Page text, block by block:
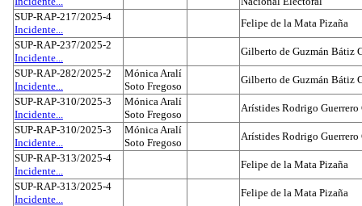
SUP-RAP-217/2025-4
Incidente...
Felipe de la Mata Pizaña
SUP-RAP-237/2025-2
Incidente...
Gilberto de Guzmán Bátiz
SUP-RAP-282/2025-2
Incidente...
Mónica Aralí
Soto Fregoso
Gilberto de Guzmán Bátiz
SUP-RAP-310/2025-3
Incidente...
Mónica Aralí
Soto Fregoso
Arístides Rodrigo Guerrero
SUP-RAP-310/2025-3
Incidente...
Mónica Aralí
Soto Fregoso
Arístides Rodrigo Guerrero
SUP-RAP-313/2025-4
Incidente...
Felipe de la Mata Pizaña
SUP-RAP-313/2025-4
Incidente...
Felipe de la Mata Pizaña